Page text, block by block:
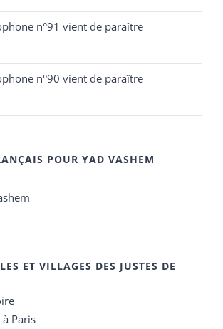
n°91 vient de paraître
n°90 vient de paraître
POUR YAD VASHEM
ET VILLAGES DES JUSTES DE
à Paris